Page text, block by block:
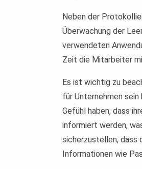
Neben der
Überwachung der
verwendeten
Zeit die Mitarbeiter
Es ist wichtig zu
für Unternehmen
Gefühl haben, dass
informiert werden,
sicherzustellen, dass
Informationen wie